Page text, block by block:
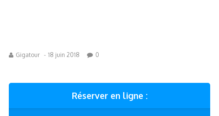
Réserver en ligne :
Gigatour - 18 juin 2018 0